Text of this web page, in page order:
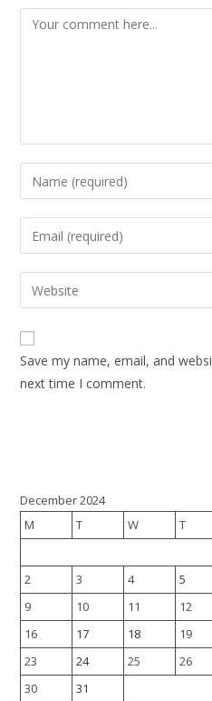
Save my name, email, and
next time I comment.
December 2024
M
T W T
2
3 4 5
9
10 11 12
16
17 18 19
23
24 25 26
30
31